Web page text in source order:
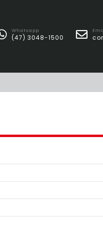
Whatsapp
(47) 3048-1500